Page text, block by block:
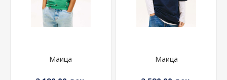
Маица Маица